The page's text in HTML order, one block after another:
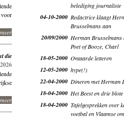
voor
die
belediging journaliste
04-10-2000 Redactrice klaagt
Brusselmans aan
20/09/2000 Herman Brusselmans
Poet of Booze, Charl
18-05-2000 Ontaarde letteren
12-05-2000 hype(!)
22-04-2000 Dineren met Herman
18-04-2000 Het Beest en drie
18-04-2000 Tafelgesprekken over
voetbal en Vlaamse